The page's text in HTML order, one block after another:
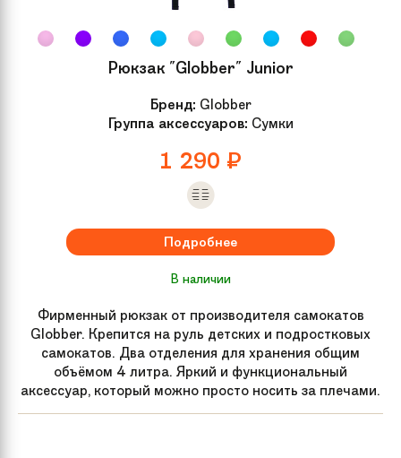
Длина доски 45 см
1 год
Для кого Для подростков, Для взрослых
Артикул
производителя
14236, 14235
Задний тормоз Ножной
Рюкзак "Globber" Junior
Бренд: Globber
Группа аксессуаров: Сумки
1 290 ₽
Подробнее
В наличии
Фирменный рюкзак от производителя самокатов
Globber. Крепится на руль детских и подростковых
самокатов. Два отделения для хранения общим
объёмом 4 литра. Яркий и функциональный
аксессуар, который можно просто носить за плечами.